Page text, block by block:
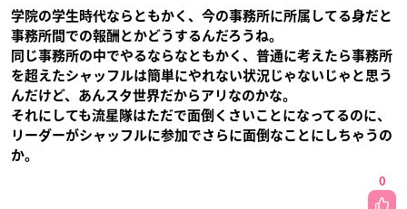
学院の学生時代ならともかく、今の事務所に所属してる身だと
事務所間での報酬とかどうするんだろうね。
同じ事務所の中でやるならなともかく、普通に考えたら事務所
を超えたシャッフルは簡単にやれない状況じゃないじゃと思う
んだけど、あんスタ世界だからアリなのかな。
それにしても流星隊はただで面倒くさいことになってるのに、
リーダーがシャッフルに参加でさらに面倒なことにしちゃうの
か。
0